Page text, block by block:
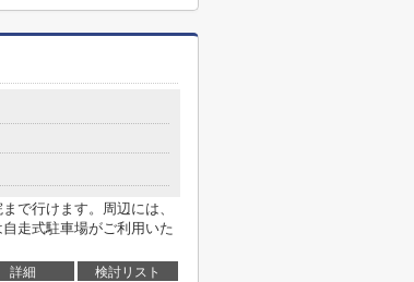
で行けます。周辺には、
走式駐車場がご利用いた
詳細
検討リスト